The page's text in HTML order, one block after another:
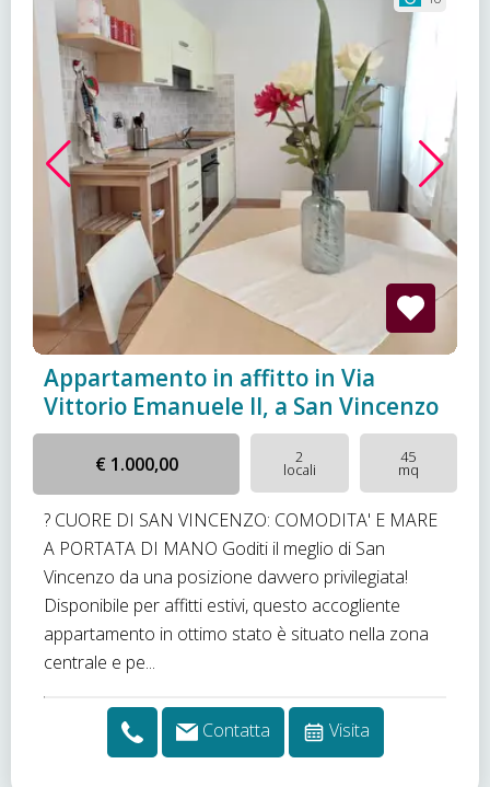
Appartamento in affitto in Via
Vittorio Emanuele II, a San Vincenzo
€ 1.000,00 2
locali
45
mq
? CUORE DI SAN VINCENZO: COMODITA' E MARE
A PORTATA DI MANO Goditi il meglio di San
Vincenzo da una posizione davvero privilegiata!
Disponibile per affitti estivi, questo accogliente
appartamento in ottimo stato è situato nella zona
centrale e pe...
Contatta Visita